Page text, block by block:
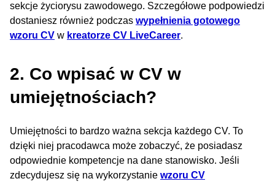
sekcje życiorysu zawodowego. Szczegółowe podpowiedzi
dostaniesz również podczas wypełnienia gotowego
wzoru CV w kreatorze CV LiveCareer.
2. Co wpisać w CV w
umiejętnościach?
Umiejętności to bardzo ważna sekcja każdego CV. To
dzięki niej pracodawca może zobaczyć, że posiadasz
odpowiednie kompetencje na dane stanowisko. Jeśli
zdecydujesz się na wykorzystanie wzoru CV